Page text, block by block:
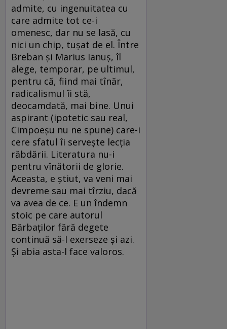
admite, cu ingenuitatea cu
care admite tot ce-i
omenesc, dar nu se lasă, cu
nici un chip, tușat de el. Între
Breban și Marius Ianuș, îl
alege, temporar, pe ultimul,
pentru că, fiind mai tînăr,
radicalismul îi stă,
deocamdată, mai bine. Unui
aspirant (ipotetic sau real,
Cimpoeșu nu ne spune) care-i
cere sfatul îi servește lecția
răbdării. Literatura nu-i
pentru vînătorii de glorie.
Aceasta, e știut, va veni mai
devreme sau mai tîrziu, dacă
va avea de ce. E un îndemn
stoic pe care autorul
Bărbaților fără degete
continuă să-l exerseze și azi.
Și abia asta-l face valoros.